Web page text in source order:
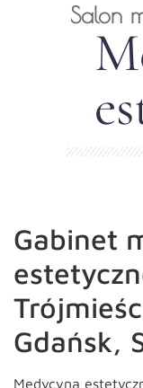
Salon
Gabinet
Gdańsk,
Medycyna